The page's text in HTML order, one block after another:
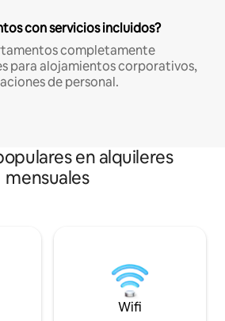
con servicios incluidos?
completamente
para alojamientos corporativos,
de personal.
en alquileres
mensuales
Wifi